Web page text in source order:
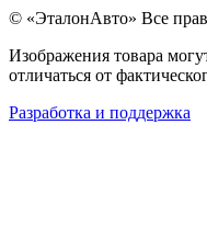
© «ЭталонАвто» Все
Изображения товара
отличаться от
Разработка и поддержка